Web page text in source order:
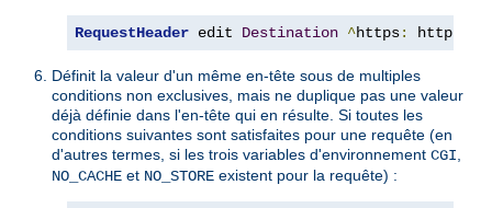
RequestHeader edit Destination ^https: http
Définit la valeur d'un même en-tête sous de multiples
conditions non exclusives, mais ne duplique pas une valeur
déjà définie dans l'en-tête qui en résulte. Si toutes les
conditions suivantes sont satisfaites pour une requête (en
d'autres termes, si les trois variables d'environnement CGI
NO_CACHE et NO_STORE existent pour la requête) :